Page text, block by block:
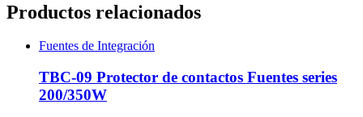
Productos relacionados
Fuentes de Integración
TBC-09 Protector de contactos Fuentes series
200/350W